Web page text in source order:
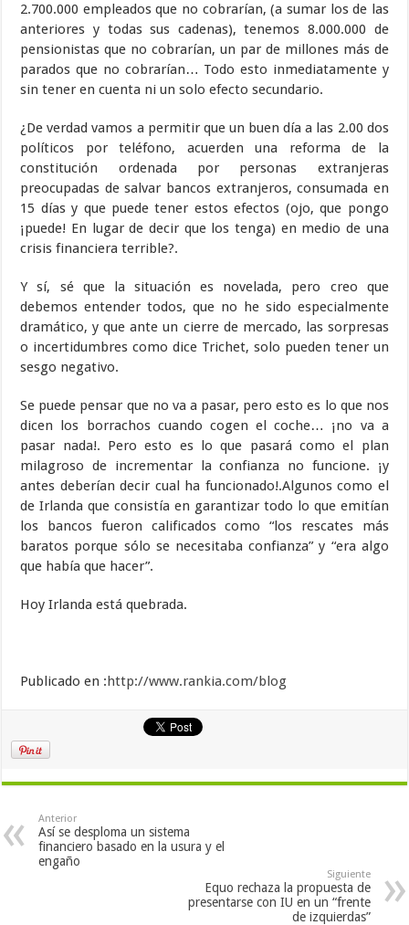
2.700.000 empleados que no cobrarían, (a sumar los de las
anteriores y todas sus cadenas), tenemos 8.000.000 de
pensionistas que no cobrarían, un par de millones más de
parados que no cobrarían… Todo esto inmediatamente y
sin tener en cuenta ni un solo efecto secundario.
¿De verdad vamos a permitir que un buen día a las 2.00 dos
políticos por teléfono, acuerden una reforma de la
constitución ordenada por personas extranjeras
preocupadas de salvar bancos extranjeros, consumada en
15 días y que puede tener estos efectos (ojo, que pongo
¡puede! En lugar de decir que los tenga) en medio de una
crisis financiera terrible?.
Y sí, sé que la situación es novelada, pero creo que
debemos entender todos, que no he sido especialmente
dramático, y que ante un cierre de mercado, las sorpresas
o incertidumbres como dice Trichet, solo pueden tener un
sesgo negativo.
Se puede pensar que no va a pasar, pero esto es lo que nos
dicen los borrachos cuando cogen el coche… ¡no va a
pasar nada!. Pero esto es lo que pasará como el plan
milagroso de incrementar la confianza no funcione. ¡y
antes deberían decir cual ha funcionado!.Algunos como el
de Irlanda que consistía en garantizar todo lo que emitían
los bancos fueron calificados como “los rescates más
baratos porque sólo se necesitaba confianza” y “era algo
que había que hacer”.
Hoy Irlanda está quebrada.
Publicado en :http://www.rankia.com/blog
Anterior
Así se desploma un sistema
financiero basado en la usura y el
engaño
Siguiente
Equo rechaza la propuesta de
presentarse con IU en un “frente
de izquierdas”